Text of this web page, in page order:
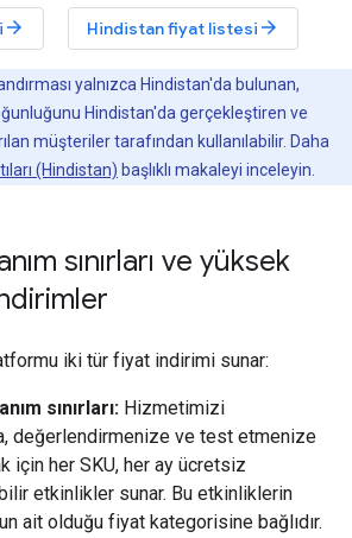
arrow_forward Hindistan fiyat listesi arrow_forward
yalnızca Hindistan'da bulunan,
Hindistan'da gerçekleştiren ve
müşteriler tarafından kullanılabilir. Daha
(Hindistan) başlıklı makaleyi inceleyin.
sınırları ve yüksek
iki tür fiyat indirimi sunar:
sınırları: Hizmetimizi
değerlendirmenize ve test etmenize
için her SKU, her ay ücretsiz
etkinlikler sunar. Bu etkinliklerin
ait olduğu fiyat kategorisine bağlıdır.